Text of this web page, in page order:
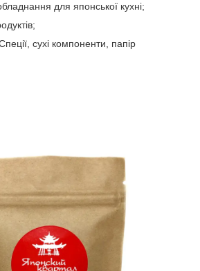
для японської кухні;
сухі компоненти, папір